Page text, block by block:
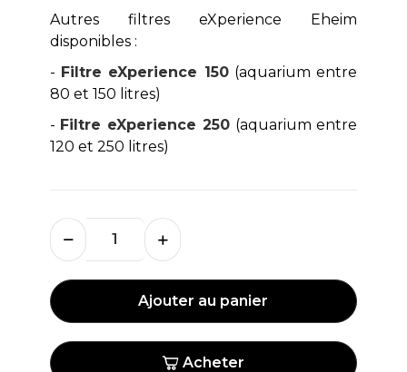
Autres filtres eXperience Eheim
disponibles :
- Filtre eXperience 150(aquarium entre
80 et 150 litres)
- Filtre eXperience 250(aquarium entre
120 et 250 litres)
Ajouter au panier
Acheter